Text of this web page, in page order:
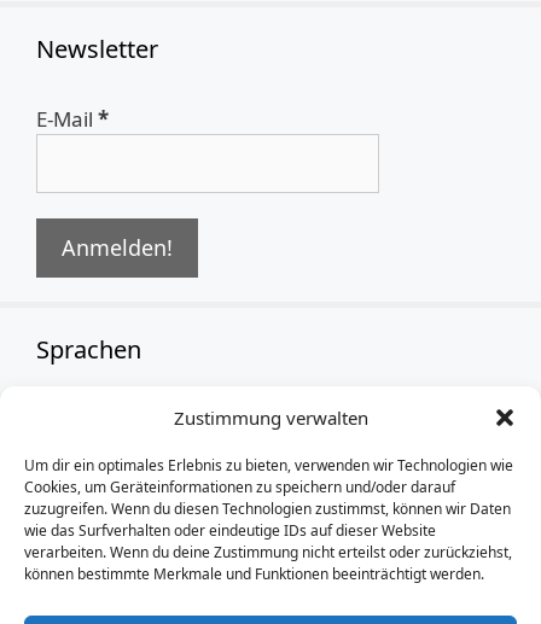
Zustimmung verwalten
Um dir ein optimales Erlebnis zu bieten, verwenden wir Technologien wie
Cookies, um Geräteinformationen zu speichern und/oder darauf
zuzugreifen. Wenn du diesen Technologien zustimmst, können wir Daten
wie das Surfverhalten oder eindeutige IDs auf dieser Website
verarbeiten. Wenn du deine Zustimmung nicht erteilst oder zurückziehst,
können bestimmte Merkmale und Funktionen beeinträchtigt werden.
Newsletter
E-Mail *
Sprachen